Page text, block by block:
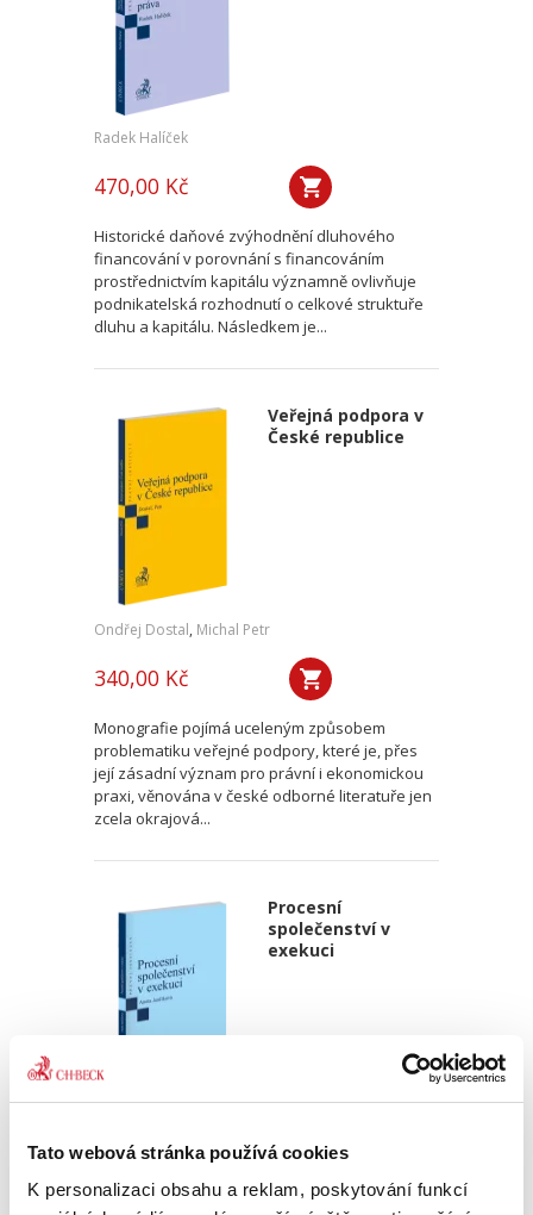
Tato webová stránka používá cookies
K personalizaci obsahu a reklam, poskytování funkcí
Radek Halíček
470,00 Kč
Historické daňové zvýhodnění dluhového
financování v porovnání s financováním
prostřednictvím kapitálu významně ovlivňuje
podnikatelská rozhodnutí o celkové struktuře
dluhu a kapitálu. Následkem je...
Veřejná podpora v
České republice
Ondřej Dostal, Michal Petr
340,00 Kč
Monografie pojímá uceleným způsobem
problematiku veřejné podpory, které je, přes
její zásadní význam pro právní i ekonomickou
praxi, věnována v české odborné literatuře jen
zcela okrajová...
Procesní
společenství v
exekuci